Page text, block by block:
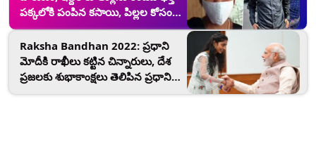
పక్కలోకి పంపిన కసాయి, పిల్లల కోసం
మాతృత్వానికి మచ్చతెచ్చేలా నిర్ణయం
Raksha Bandhan 2022: ప్రధాని
మోదీకి రాఖీలు కట్టిన చిన్నారులు, దేశ
ప్రజలకు శుభాకాంక్షలు తెలిపిన ప్రధాని